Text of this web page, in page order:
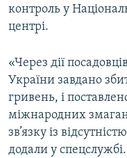
контроль у
центрі.
«Через дії
України завдано
гривень, і
міжнародних
зв’язку із
додали у спецслужбі.